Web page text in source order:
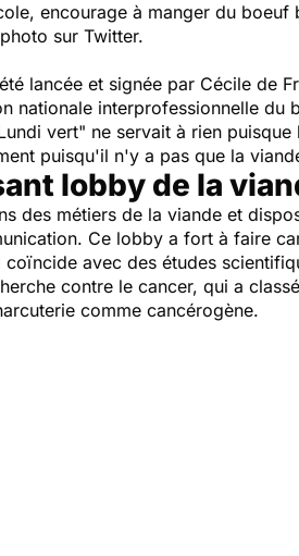
encourage à manger du
sur Twitter.
lancée et signée par Cécile de
nationale interprofessionnelle du
vert" ne servait à rien
puisqu'il n'y a pas que la
lobby de la
des métiers de la viande et
Ce lobby a fort à faire
coïncide avec des études
contre le cancer, qui a
comme cancérogène.